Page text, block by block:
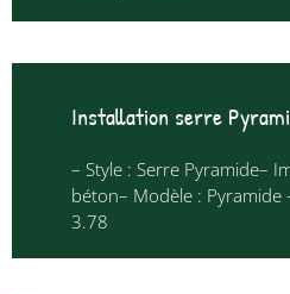
Installation serre
– Style : Serre Pyramide–
béton– Modèle : Pyramide
3.78